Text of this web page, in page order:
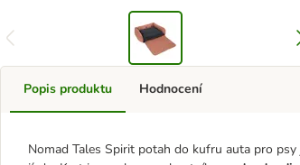
Popis produktu
Nomad Tales Spirit potah do kufru auta pro
Hodnocení